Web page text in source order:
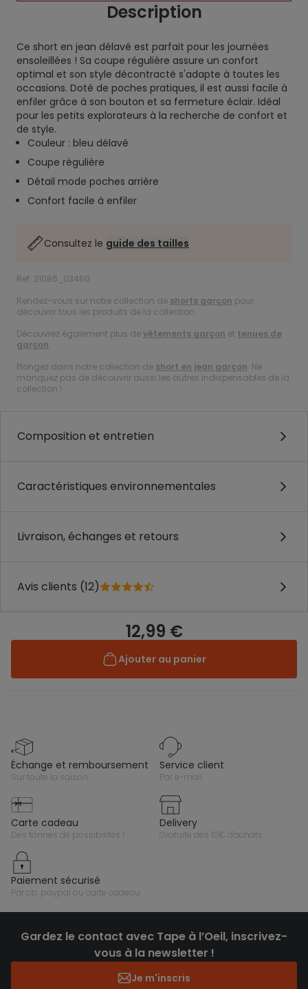
Description
Ce short en jean délavé est parfait pour les journées
ensoleillées ! Sa coupe régulière assure un confort
optimal et son style décontracté s'adapte à toutes les
occasions. Doté de poches pratiques, il est aussi facile à
enfiler grâce à son bouton et sa fermeture éclair. Idéal
pour les petits explorateurs à la recherche de confort et
de style.
Couleur : bleu délavé
Coupe régulière
Détail mode poches arrière
Confort facile à enfiler
Consultez le guide des tailles
Ref. 21086_03460
Rendez-vous sur notre collection de shorts garçon pour
découvrir tous les produits de la collection.
Découvrez également plus devêtements garçon et tenues de
garçon.
Plongez dans notre collection de short en jean garçon. Ne
manquez pas de découvrir aussi les autres indispensables de la
collection !
Composition et entretien
Caractéristiques environnementales
Livraison, échanges et retours
Avis clients (12)
12,99 €
Ajouter au panier
échange et remboursement
sur toute la saison
service client
par e-mail
carte cadeau
des tonnes de possibilités !
delivery
gratuite dès 10€ d'achats
paiement sécurisé
par cb, paypal ou carte cadeau
Gardez le contact avec Tape à l’Oeil, inscrivez-
vous à la newsletter !
Je m'inscris